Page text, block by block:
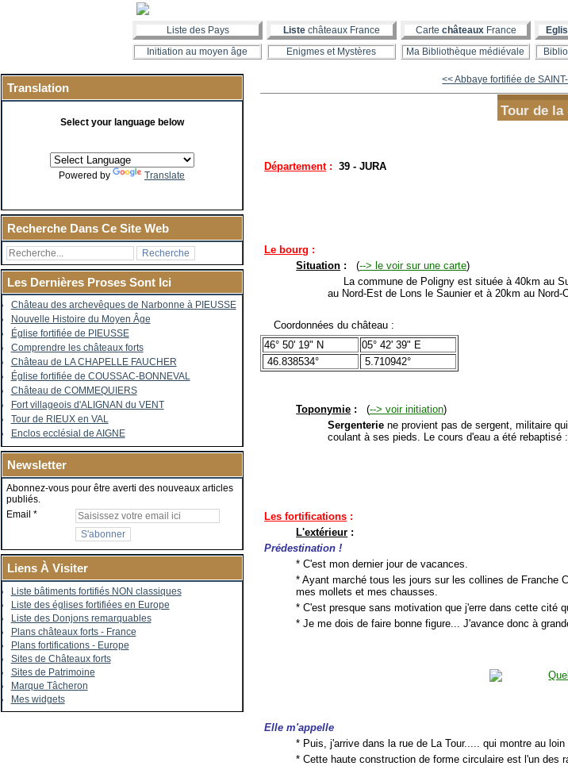
Liste des Pays Liste châteaux France Carte châteauxFrance
Initiation au moyen âge
Enigmes et Mystères Ma Bibliothèque médiévale
Translation
Select your language below
Powered by Translate
Recherche Dans Ce Site Web
Les Dernières Proses Sont Ici
Château des archevêques de Narbonne à PIEUSSE
Nouvelle Histoire du Moyen Âge
Église fortifiée de PIEUSSE
Comprendre les châteaux forts
Château de LA CHAPELLE FAUCHER
Église fortifiée de COUSSAC-BONNEVAL
Château de COMMEQUIERS
Fort villageois d'ALIGNAN du VENT
Tour de RIEUX en VAL
Enclos ecclésial de AIGNE
Newsletter
Abonnez-vous pour être averti des nouveaux articles
publiés.
Email
Liens À Visiter
Liste bâtiments fortifiés NON classiques
Liste des églises fortifiées en Europe
Liste des Donjons remarquables
Plans châteaux forts - France
Plans fortifications - Europe
Sites de Châteaux forts
Sites de Patrimoine
Marque Tâcheron
Mes widgets
<< Abbaye fortifiée de
Tour de la
Département: 39 - JURA
Le bourg :
Situation : (--> le voir sur une carte)
La commune de Poligny est située à 40km au
au Nord-Est de Lons le Saunier et à 20km au Nord-
Coordonnées du château :
46° 50' 19" N
05° 42' 39" E
46.838534°
5.710942°
Toponymie : (--> voir initiation)
Sergenterie ne provient pas de sergent, militaire
coulant à ses pieds. Le cours d'eau a été rebaptisé :
Les fortifications :
L'extérieur :
Prédestination !
* C'est mon dernier jour de vacances.
* Ayant marché tous les jours sur les collines de Franche
mes mollets et mes chausses.
* C'est presque sans motivation que j'erre dans cette cité
* Je me dois de faire bonne figure... J'avance donc à
Elle m'appelle
* Puis, j'arrive dans la rue de La Tour..... qui montre au loin
* Cette haute construction de forme circulaire est l'un des